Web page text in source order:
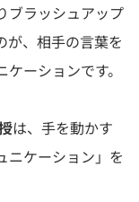
ブラッシュアップ
が、相手の言葉を
ーションです。
は、手を動かす
ニケーション」を